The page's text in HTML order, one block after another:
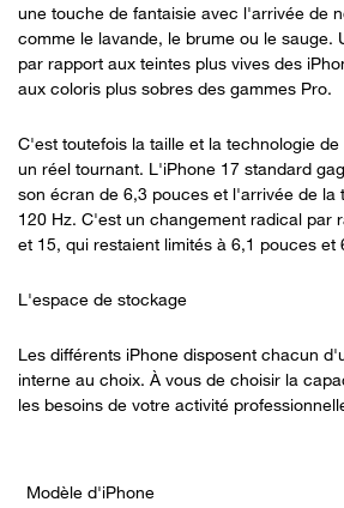
une touche de fantaisie avec l'arrivée de
comme le lavande, le brume ou le sauge.
par rapport aux teintes plus vives des
aux coloris plus sobres des gammes Pro.
C'est toutefois la taille et la technologie
un réel tournant. L'iPhone 17 standard
son écran de 6,3 pouces et l'arrivée de la
120 Hz. C'est un changement radical par
et 15, qui restaient limités à 6,1 pouces et
L'espace de stockage
Les différents iPhone disposent chacun
interne au choix. À vous de choisir la
les besoins de votre activité
Modèle d'iPhone